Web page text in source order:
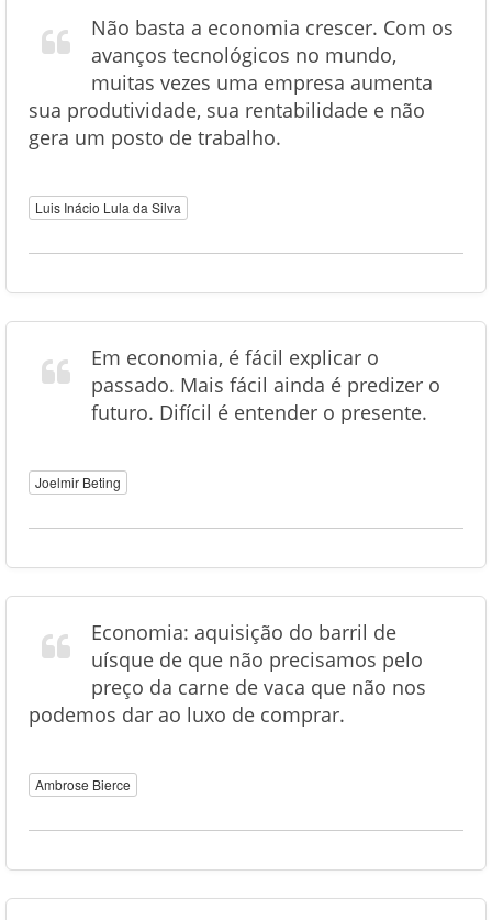
Não basta a economia crescer. Com os
avanços tecnológicos no mundo,
muitas vezes uma empresa aumenta
sua produtividade, sua rentabilidade e não
gera um posto de trabalho.
Luis Inácio Lula da Silva
Em economia, é fácil explicar o
passado. Mais fácil ainda é predizer o
futuro. Difícil é entender o presente.
Joelmir Beting
Economia: aquisição do barril de
uísque de que não precisamos pelo
preço da carne de vaca que não nos
podemos dar ao luxo de comprar.
Ambrose Bierce